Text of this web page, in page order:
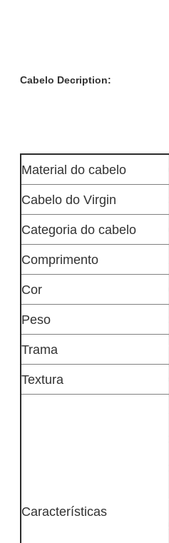
Cabelo Decription:
Material do cabelo
Cabelo do Virgin
Categoria do cabelo
Comprimento
Cor
Peso
Trama
Textura
Características